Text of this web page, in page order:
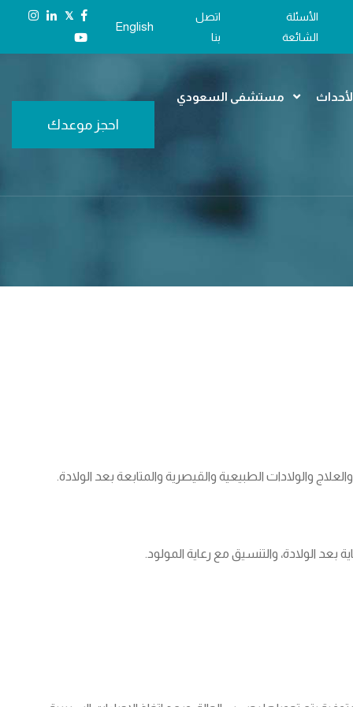
الأسئلة
الشائعة
اتصل
بنا
English
𝕏
مستشفى السعودي
احجز موعدك
والولادات الطبيعية والقيصرية والمتابعة بعد الولادة.
بعد الولادة، والتنسيق مع رعاية المولود.